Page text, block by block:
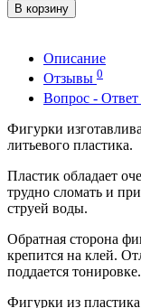
В корзину
Описание
Отзывы 0
Вопрос - Ответ
Фигурки
литьевого пластика.
Пластик обладает
трудно сломать и
струей воды.
Обратная сторона
крепится на клей.
поддается тонировке.
Фигурки из